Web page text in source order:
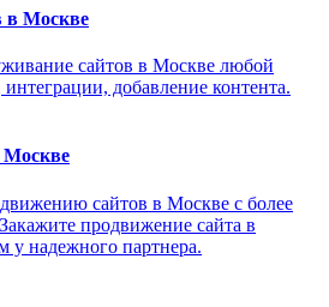
в Москве
сайтов в Москве любой
добавление контента.
Москве
сайтов в Москве с более
продвижение сайта в
у надежного партнера.